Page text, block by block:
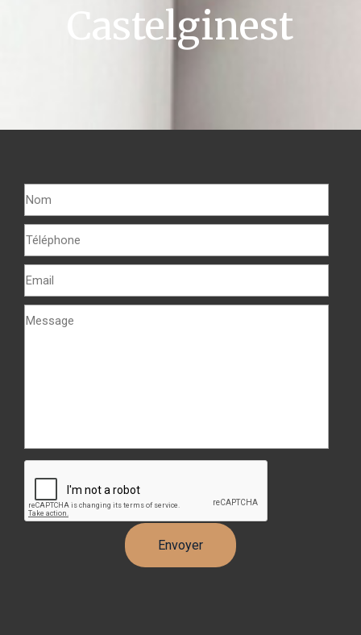
Castelginest